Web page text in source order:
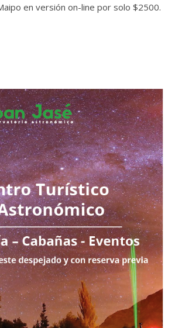
en versión on-line por solo $2500.